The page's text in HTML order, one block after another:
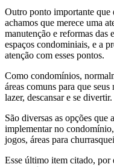
Outro ponto importante que
achamos que merece uma
manutenção e reformas das
espaços condominiais, e a
atenção com esses pontos.
Como condomínios,
áreas comuns para que
lazer, descansar e se divertir.
São diversas as opções que
implementar no
jogos, áreas para
Esse último item citado, por